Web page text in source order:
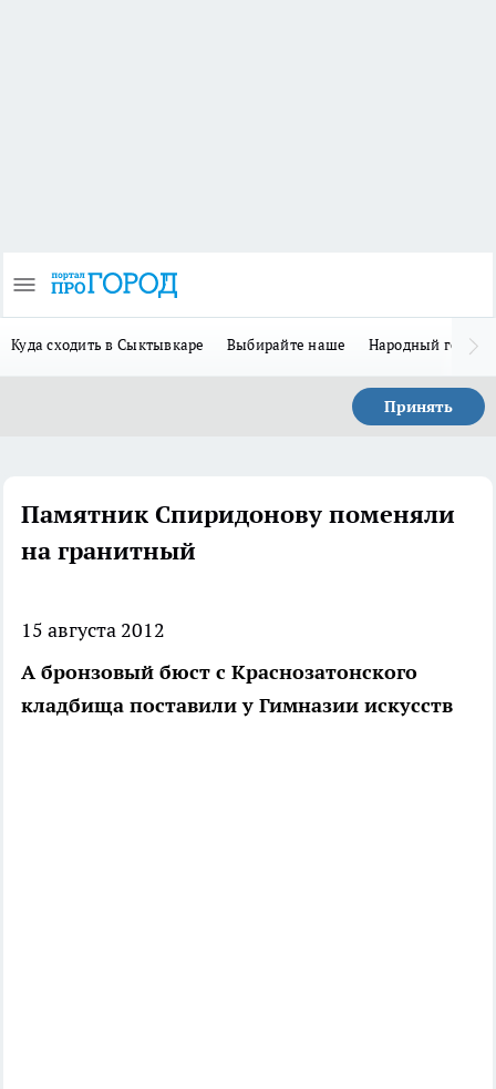
Куда сходить в Сыктывкаре Выбирайте наше Народный герой
Принять
Памятник Спиридонову поменяли
на гранитный
15 августа 2012
А бронзовый бюст с Краснозатонского
кладбища поставили у Гимназии искусств